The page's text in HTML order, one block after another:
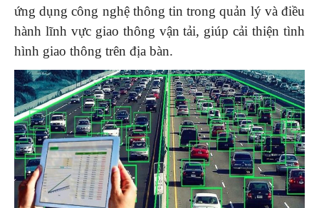
ứng dụng công nghệ thông tin trong quản lý và điều
hành lĩnh vực giao thông vận tải, giúp cải thiện tình
hình giao thông trên địa bàn.